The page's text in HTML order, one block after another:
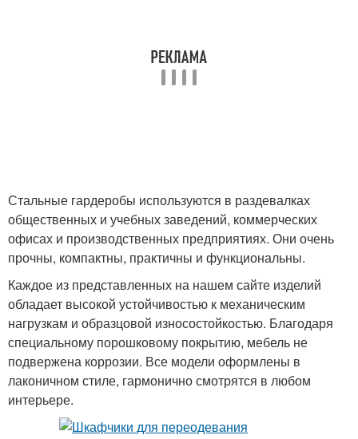
Стальные гардеробы используются в раздевалках
общественных и учебных заведений, коммерческих
офисах и производственных предприятиях. Они очень
прочны, компактны, практичны и функциональны.
Каждое из представленных на нашем сайте изделий
обладает высокой устойчивостью к механическим
нагрузкам и образцовой износостойкостью. Благодаря
специальному порошковому покрытию, мебель не
подвержена коррозии. Все модели оформлены в
лаконичном стиле, гармонично смотрятся в любом
интерьере.